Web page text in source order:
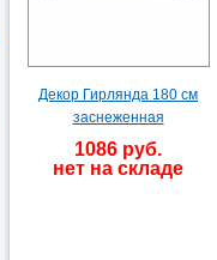
Декор Гирлянда 180 см
заснеженная
1086 руб.
нет на складе